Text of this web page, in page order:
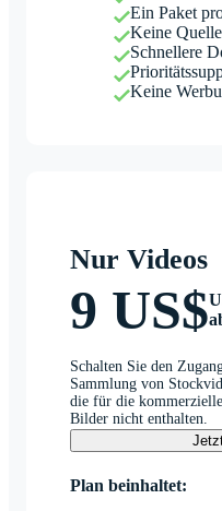
Ein Paket
Keine
Schnellere
Keine
Nur Videos
9 US$
Schalten Sie den
Sammlung von
die für die
Bilder nicht enthalten.
Plan beinhaltet: